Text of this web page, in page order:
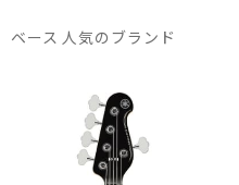
ベース 人気のブランド